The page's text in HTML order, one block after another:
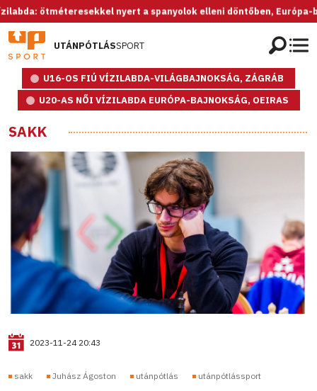
ötméteresekkel nyert a spanyolok elleni döntőben, Európa-
UTÁNPÓTLÁSSPORT
U16-OS FIÚ VÍZILABDA-VILÁGBAJNOKSÁG, ZÁGRÁB
U20-AS NŐI VÍZILABDA EURÓPA-BAJNOKSÁG, OEIRAS
SAKK
2023-11-24 20:43
sakk Juhász Ágoston utánpótlás utánpótlássport